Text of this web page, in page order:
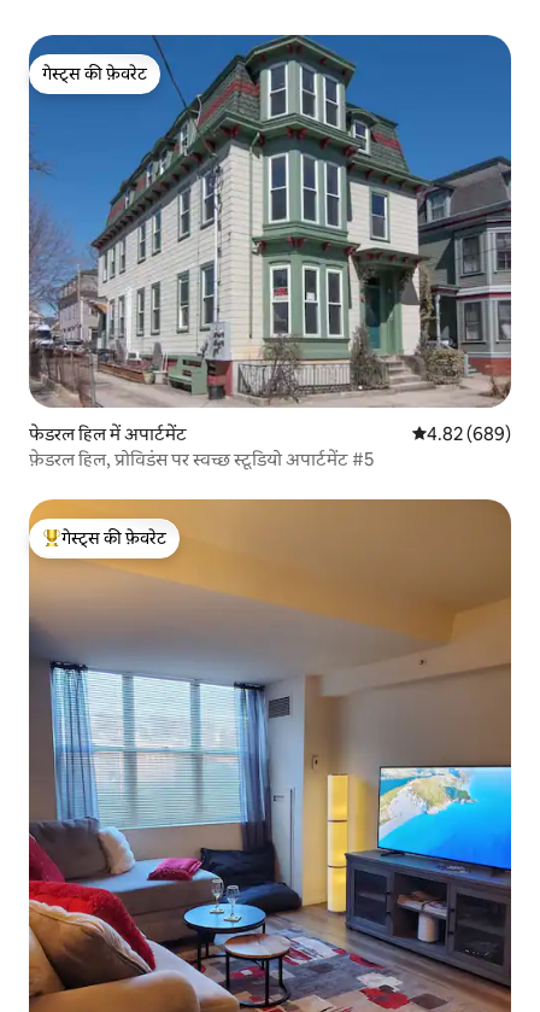
गेस्ट्स की फ़ेवरेट
गेस्ट्स की फ़ेवरेट
फेडरल हिल में अपार्टमेंट औसत रेटिंग 5 में से
4.82 (689)
फ़ेडरल हिल, प्रोविडंस पर स्वच्छ स्टूडियो अपार्टमेंट #5
गेस्ट्स का टॉप फ़ेवरेट
गेस्ट्स की फ़ेवरेट